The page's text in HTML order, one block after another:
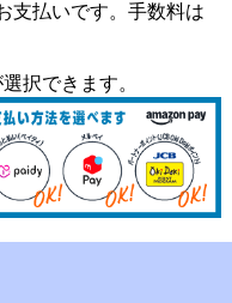
支払いです。手数料は
択できます。